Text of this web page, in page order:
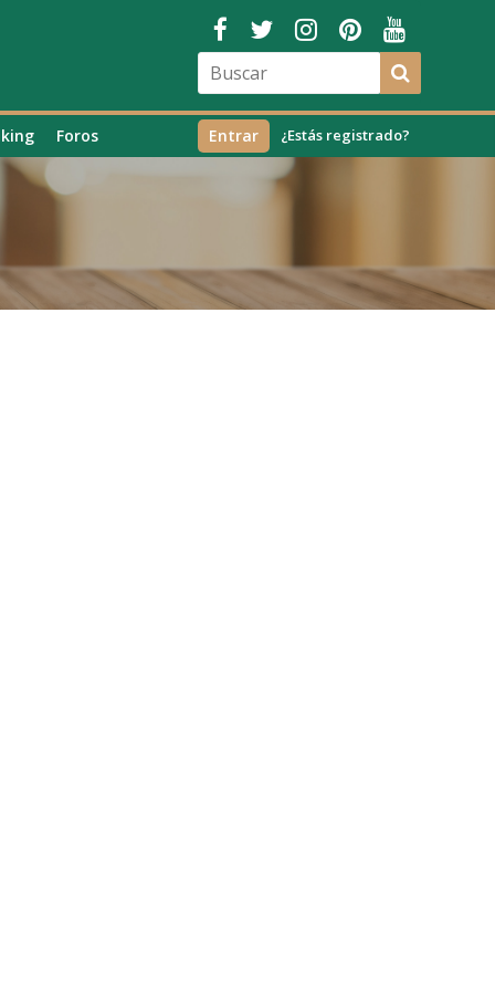
Foros ¿Estás registrado?
Entrar